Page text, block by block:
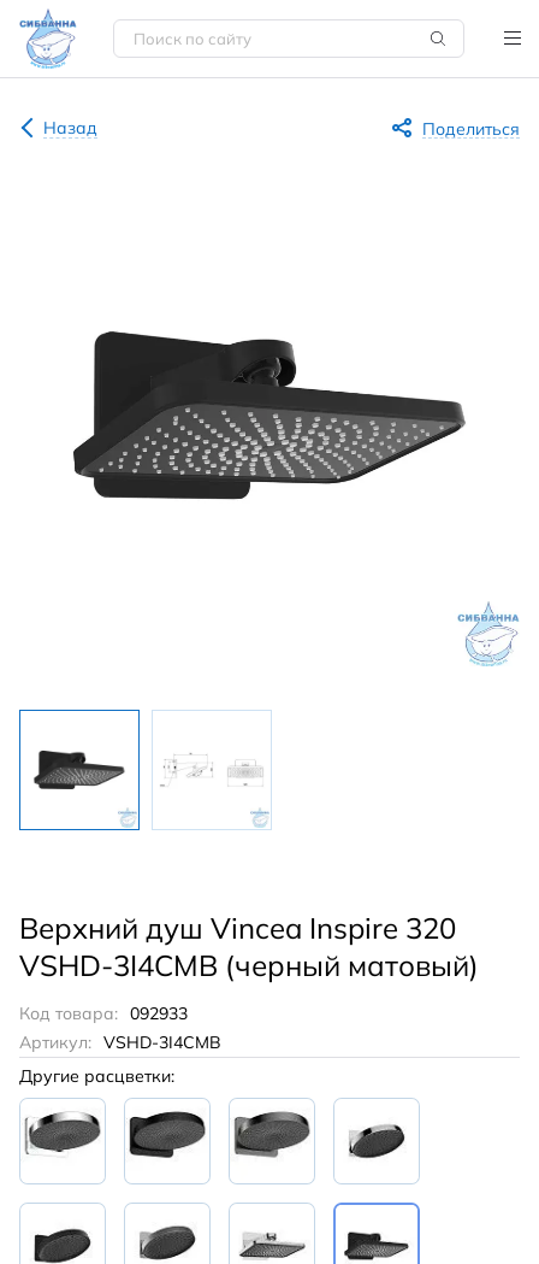
Назад Поделиться
Верхний душ Vincea Inspire 320
VSHD-3I4CMB (черный матовый)
Код товара: 092933
Артикул: VSHD-3I4CMB
Другие расцветки: